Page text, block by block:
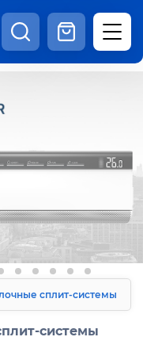
Отзывы
Оферта
сплит-системы
системы